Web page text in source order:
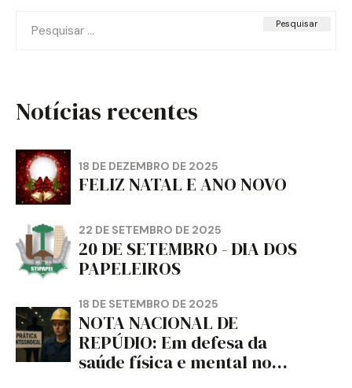
por:
Notícias recentes
18 DE DEZEMBRO DE 2025
FELIZ NATAL E ANO NOVO
22 DE SETEMBRO DE 2025
20 DE SETEMBRO - DIA DOS
PAPELEIROS
18 DE SETEMBRO DE 2025
NOTA NACIONAL DE
REPÚDIO: Em defesa da
saúde física e mental no